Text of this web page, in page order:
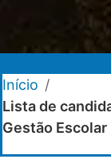
Início /
Lista de
Gestão Escolar